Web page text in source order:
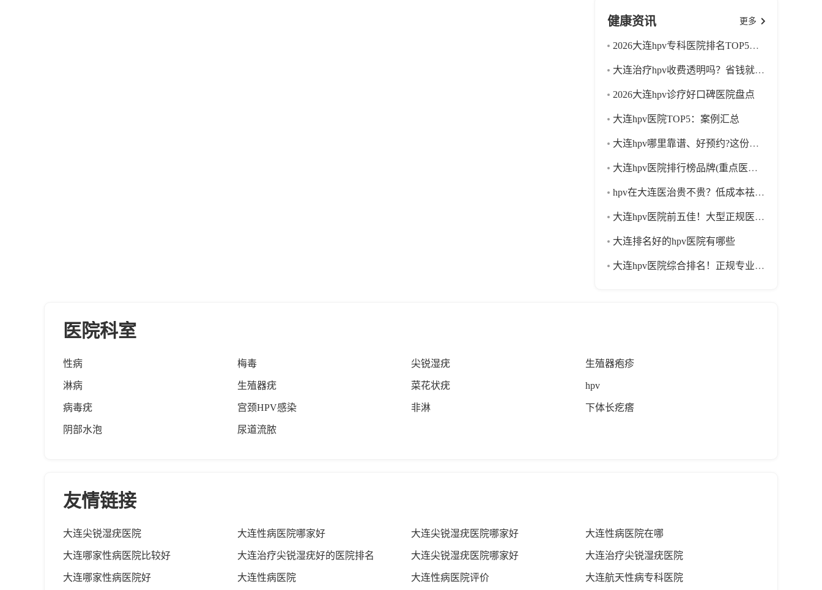
健康资讯 更多
2026大连hpv专科医院排名TOP5，口碑汇总
大连治疗hpv收费透明吗？省钱就诊技巧分享
2026大连hpv诊疗好口碑医院盘点
大连hpv医院TOP5：案例汇总
大连hpv哪里靠谱、好预约?这份排名清单,看完不踩坑
大连hpv医院排行榜品牌(重点医院排名)品牌响亮
hpv在大连医治贵不贵？低成本祛白方案推荐
大连hpv医院前五佳！大型正规医院推荐
大连排名好的hpv医院有哪些
大连hpv医院综合排名！正规专业实力榜单
医院科室
性病 梅毒 尖锐湿疣 生殖器疱疹
淋病 生殖器疣 菜花状疣 hpv
病毒疣 宫颈HPV感染 非淋 下体长疙瘩
阴部水泡 尿道流脓
友情链接
大连尖锐湿疣医院 大连性病医院哪家好 大连尖锐湿疣医院哪家好 大连性病医院在哪
大连哪家性病医院比较好 大连治疗尖锐湿疣好的医院排名 大连尖锐湿疣医院哪家好 大连治疗尖锐湿疣医院
大连哪家性病医院好 大连性病医院 大连性病医院评价 大连航天性病专科医院